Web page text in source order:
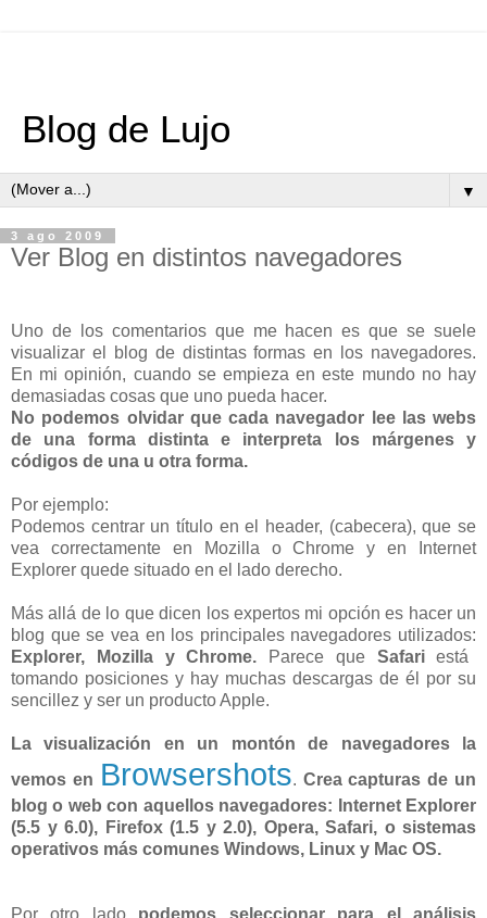
Blog de Lujo
▼
3 ago 2009
Ver Blog en distintos navegadores
Uno de los comentarios que me hacen es que se suele
visualizar el blog de distintas formas en los navegadores.
En mi opinión, cuando se empieza en este mundo no hay
demasiadas cosas que uno pueda hacer.
No podemos olvidar que cada navegador lee las webs
de una forma distinta e interpreta los márgenes y
códigos de una u otra forma.
Por ejemplo:
Podemos centrar un título en el header, (cabecera), que se
vea correctamente en Mozilla o Chrome y en Internet
Explorer quede situado en el lado derecho.
Más allá de lo que dicen los expertos mi opción es hacer un
blog que se vea en los principales navegadores utilizados:
Explorer, Mozilla y Chrome. Parece que Safariestá
tomando posiciones y hay muchas descargas de él por su
sencillez y ser un producto Apple.
La visualización en un montón de navegadores la
vemos en Browsershots. Crea capturas de un
blog o web con aquellos navegadores: Internet Explorer
(5.5 y 6.0), Firefox (1.5 y 2.0), Opera, Safari, o sistemas
operativos más comunes Windows, Linux y Mac OS.
Por otro ladopodemos seleccionar para el análisis